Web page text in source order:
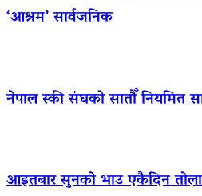
‘आश्रम’ सार्वजनिक
नेपाल स्की संघको सातौँ नियमित
आइतबार सुनको भाउ एकैदिन